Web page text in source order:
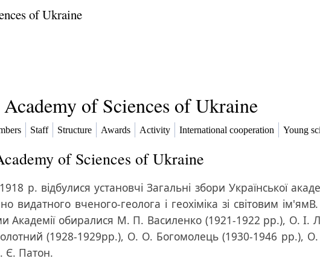
of Ukraine
of Sciences of Ukraine
Staff Structure Awards Activity International cooperation Young
of Sciences of Ukraine
р. відбулися установчі Загальні збори Української
видатного вченого-геолога і геохіміка зі світовим
Академії обиралися М. П. Василенко (1921-1922 рр.), О.
(1928-1929рр.), О. О. Богомолець (1930-1946 рр.),
Є. Патон.